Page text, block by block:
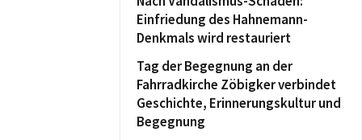
Einfriedung des Hahnemann-
Denkmals wird restauriert
Tag der Begegnung an der
Fahrradkirche Zöbigker verbindet
Geschichte, Erinnerungskultur und
Begegnung